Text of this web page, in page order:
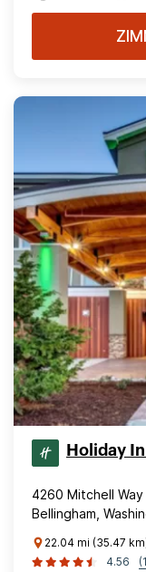
Holiday
4260 Mitchell Way
Bellingham,
22.04 mi (35.47
4.56